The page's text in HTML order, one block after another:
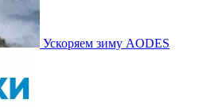
Ускоряем зиму AODES